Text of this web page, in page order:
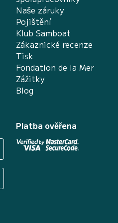
Naše záruky
Pojištění
Klub Samboat
Zákaznické recenze
Tisk
Fondation de la Mer
Zážitky
Blog
Platba ověřena